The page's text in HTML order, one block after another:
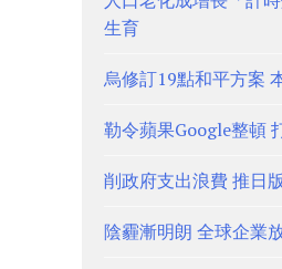
生育
烏修訂19點和平方案
勒令蘋果Google整頓
削政府支出浪費 推日
陰霾漸明朗 全球企業